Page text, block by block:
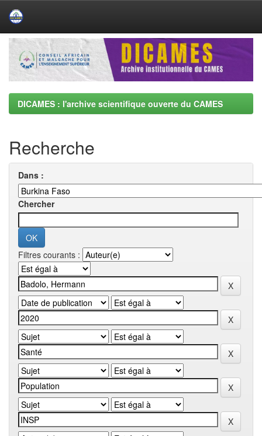
Skip
navigation
DICAMES : l'archive scientifique ouverte du CAMES
Recherche
Dans :
Chercher
Filtres courants :